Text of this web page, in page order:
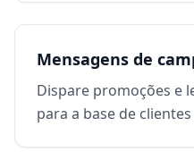
Mensagens de
Dispare promoções e
para a base de